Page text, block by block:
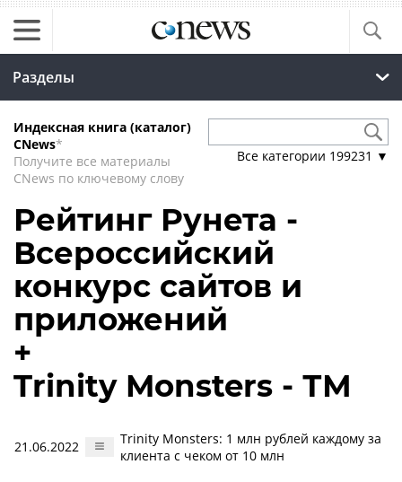
Разделы
Индексная книга (каталог)
CNews*
Получите все материалы
CNews по ключевому слову
Все категории 199231 ▼
Рейтинг Рунета -
Всероссийский
конкурс сайтов и
приложений
+
Trinity Monsters - ТМ
21.06.2022
Trinity Monsters: 1 млн рублей каждому за
клиента с чеком от 10 млн